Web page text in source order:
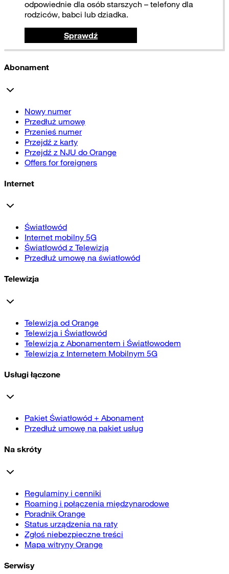
odpowiednie dla osób starszych – telefony dla
rodziców, babci lub dziadka.
Sprawdź
Abonament
Nowy numer
Przedłuż umowę
Przenieś numer
Przejdź z karty
Przejdź z NJU do Orange
Offers for foreigners
Internet
Światłowód
Internet mobilny 5G
Światłowód z Telewizją
Przedłuż umowę na światłowód
Telewizja
Telewizja od Orange
Telewizja i Światłowód
Telewizja z Abonamentem i Światłowodem
Telewizja z Internetem Mobilnym 5G
Usługi łączone
Pakiet Światłowód + Abonament
Przedłuż umowę na pakiet usług
Na skróty
Regulaminy i cenniki
Roaming i połączenia międzynarodowe
Poradnik Orange
Status urządzenia na raty
Zgłoś niebezpieczne treści
Mapa witryny Orange
Serwisy